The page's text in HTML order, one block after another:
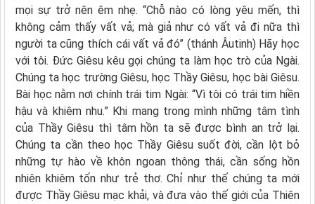
mọi sự trở nên êm nhẹ. “Chỗ nào có lòng yêu mến, thì
không cảm thấy vất vả; mà giả như có vất vả đi nữa thì
người ta cũng thích cái vất vả đó” (thánh Âutinh) Hãy học
với tôi. Ðức Giêsu kêu gọi chúng ta làm học trò của Ngài.
Chúng ta học trường Giêsu, học Thầy Giêsu, học bài Giêsu.
Bài học nằm nơi chính trái tim Ngài: “Vì tôi có trái tim hiền
hậu và khiêm nhu.” Khi mang trong mình những tâm tình
của Thầy Giêsu thì tâm hồn ta sẽ được bình an trở lại.
Chúng ta cần theo học Thầy Giêsu suốt đời, cần lột bỏ
những tự hào về khôn ngoan thông thái, cần sống hồn
nhiên khiêm tốn như trẻ thơ. Chỉ như thế chúng ta mới
được Thầy Giêsu mạc khải, và đưa vào thế giới của Thiên